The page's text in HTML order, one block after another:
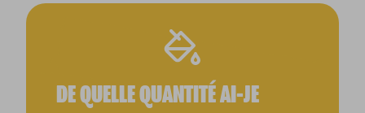
DE QUELLE QUANTITÉ AI-JE